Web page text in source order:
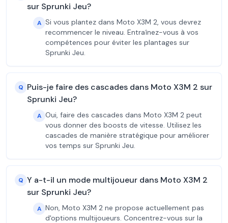
sur Sprunki Jeu?
A Si vous plantez dans Moto X3M 2, vous devrez
recommencer le niveau. Entraînez-vous à vos
compétences pour éviter les plantages sur
Sprunki Jeu.
Q Puis-je faire des cascades dans Moto X3M 2 sur
Sprunki Jeu?
A Oui, faire des cascades dans Moto X3M 2 peut
vous donner des boosts de vitesse. Utilisez les
cascades de manière stratégique pour améliorer
vos temps sur Sprunki Jeu.
Q Y a-t-il un mode multijoueur dans Moto X3M 2
sur Sprunki Jeu?
A Non, Moto X3M 2 ne propose actuellement pas
d'options multijoueurs. Concentrez-vous sur la